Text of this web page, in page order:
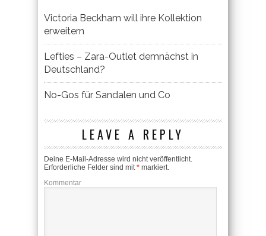
Victoria Beckham will ihre Kollektion
erweitern
Lefties – Zara-Outlet demnächst in
Deutschland?
No-Gos für Sandalen und Co
LEAVE A REPLY
Deine E-Mail-Adresse wird nicht veröffentlicht.
Erforderliche Felder sind mit* markiert.
Kommentar